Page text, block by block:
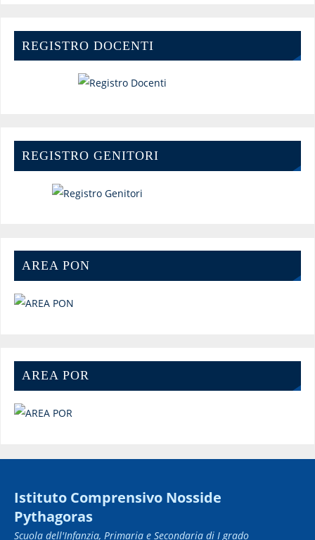
REGISTRO DOCENTI
REGISTRO GENITORI
AREA PON
AREA POR
Istituto Comprensivo Nosside
Pythagoras
Scuola dell'Infanzia, Primaria e Secondaria di I grado